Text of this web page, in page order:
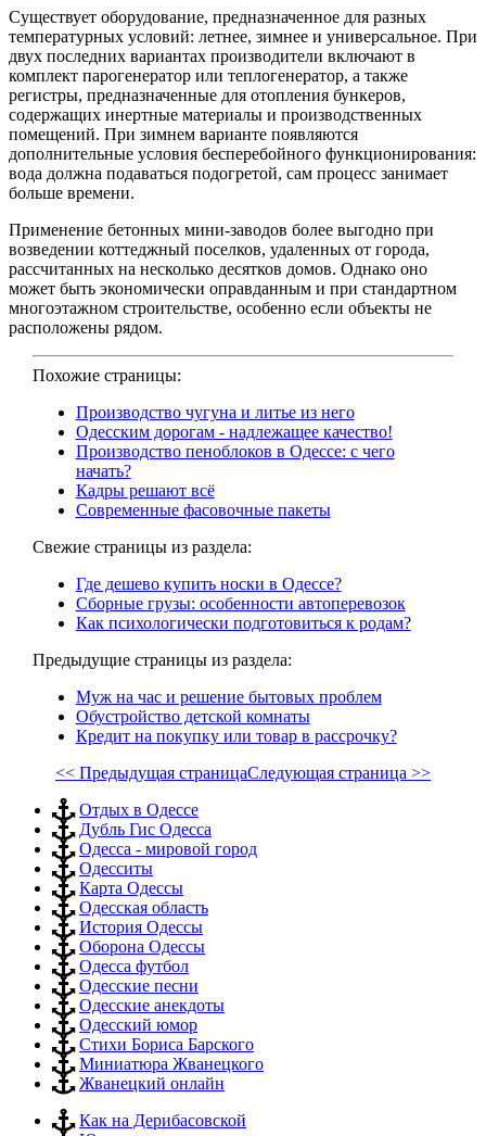
Существует оборудование, предназначенное для разных
температурных условий: летнее, зимнее и универсальное. При
двух последних вариантах производители включают в
комплект парогенератор или теплогенератор, а также
регистры, предназначенные для отопления бункеров,
содержащих инертные материалы и производственных
помещений. При зимнем варианте появляются
дополнительные условия бесперебойного функционирования:
вода должна подаваться подогретой, сам процесс занимает
больше времени.
Применение бетонных мини-заводов более выгодно при
возведении коттеджный поселков, удаленных от города,
рассчитанных на несколько десятков домов. Однако оно
может быть экономически оправданным и при стандартном
многоэтажном строительстве, особенно если объекты не
расположены рядом.
Похожие страницы:
Производство чугуна и литье из него
Одесским дорогам - надлежащее качество!
Производство пеноблоков в Одессе: с чего
начать?
Кадры решают всё
Современные фасовочные пакеты
Свежие страницы из раздела:
Где дешево купить носки в Одессе?
Сборные грузы: особенности автоперевозок
Как психологически подготовиться к родам?
Предыдущие страницы из раздела:
Муж на час и решение бытовых проблем
Обустройство детской комнаты
Кредит на покупку или товар в рассрочку?
<< Предыдущая страницаСледующая страница >>
Отдых в Одессе
Дубль Гис Одесса
Одесса - мировой город
Одесситы
Карта Одессы
Одесская область
История Одессы
Оборона Одессы
Одесса футбол
Одесские песни
Одесские анекдоты
Одесский юмор
Стихи Бориса Барского
Миниатюра Жванецкого
Жванецкий онлайн
Как на Дерибасовской